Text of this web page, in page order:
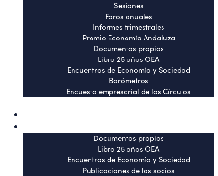
Sesiones
Foros anuales
Informes trimestrales
Premio Economía Andaluza
Documentos propios
Libro 25 años OEA
Encuentros de Economía y Sociedad
Barómetros
Encuesta empresarial de los Círculos
Documentos propios
Libro 25 años OEA
Encuentros de Economía y Sociedad
Publicaciones de los socios